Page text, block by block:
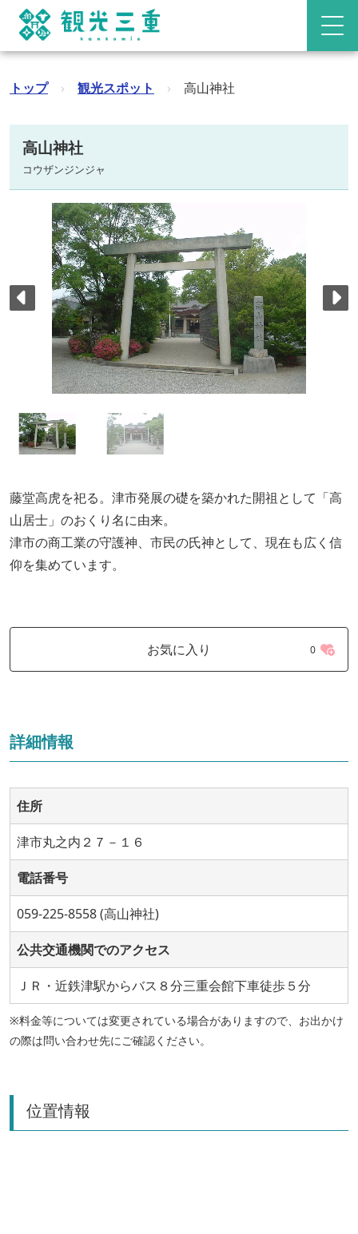
トップ › 観光スポット › 高山神社
高山神社
コウザンジンジャ
藤堂高虎を祀る。津市発展の礎を築かれた開祖として「高
山居士」のおくり名に由来。
津市の商工業の守護神、市民の氏神として、現在も広く信
仰を集めています。
お気に入り 0
詳細情報
住所
津市丸之内２７－１６
電話番号
059-225-8558 (高山神社)
公共交通機関でのアクセス
ＪＲ・近鉄津駅からバス８分三重会館下車徒歩５分
※料金等については変更されている場合がありますので、お出かけ
の際は問い合わせ先にご確認ください。
位置情報